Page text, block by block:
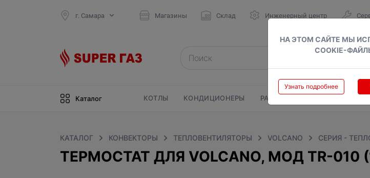
НА ЭТОМ САЙТЕ МЫ
COOKIE-
Узнать подробнее
г. Самара Магазины Склад Инженерный центр
Каталог КОТЛЫ КОНДИЦИОНЕРЫ РАДИАТОРЫ
КАТАЛОГ КОНВЕКТОРЫ ТЕПЛОВЕНТИЛЯТОРЫ VOLCANO СЕРИЯ -
ТЕРМОСТАТ ДЛЯ VOLCANO, МОД TR-010